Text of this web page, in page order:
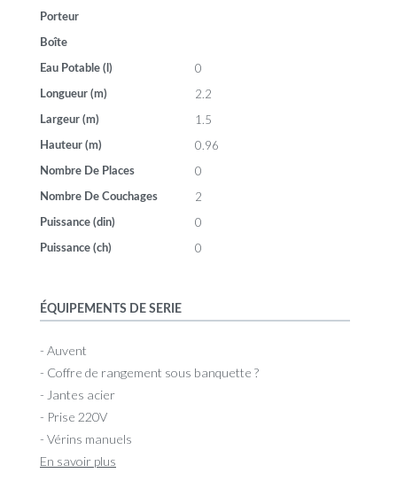
Porteur
Boîte
Eau Potable (l) 0
Longueur (m) 2.2
Largeur (m) 1.5
Hauteur (m) 0.96
Nombre De Places 0
Nombre De Couchages 2
Puissance (din) 0
Puissance (ch) 0
ÉQUIPEMENTS DE SERIE
- Auvent
- Coffre de rangement sous banquette ?
- Jantes acier
- Prise 220V
- Vérins manuels
En savoir plus